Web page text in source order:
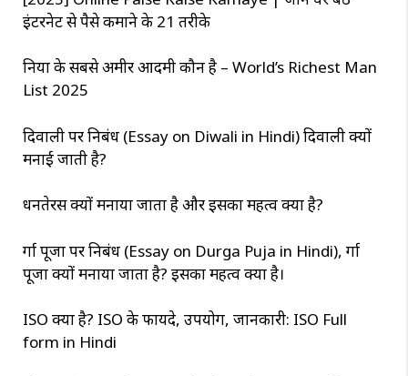
इंटरनेट से पैसे कमाने के 21 तरीके
दुनिया के सबसे अमीर आदमी कौन है – World’s Richest Man
List 2025
दिवाली पर निबंध (Essay on Diwali in Hindi) दिवाली क्यों
मनाई जाती है?
धनतेरस क्यों मनाया जाता है और इसका महत्व क्या है?
दुर्गा पूजा पर निबंध (Essay on Durga Puja in Hindi), दुर्गा
पूजा क्यों मनाया जाता है? इसका महत्व क्या है।
ISO क्या है? ISO के फायदे, उपयोग, जानकारी: ISO Full
form in Hindi